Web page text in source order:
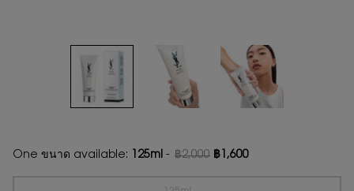
One ขนาด available: 125ml - ฿2,000 ฿1,600